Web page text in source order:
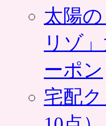
太陽
リゾ
ーポン
宅配